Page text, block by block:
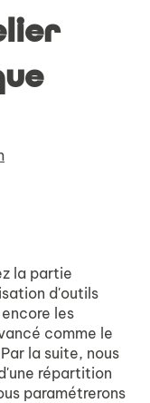
la partie
d'outils
les
comme le
la suite, nous
répartition
paramétrerons